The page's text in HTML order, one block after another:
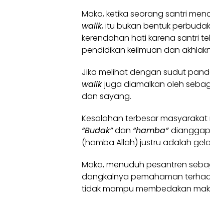
Maka, ketika seorang santri
walik, itu bukan bentuk
kerendahan hati karena santri
pendidikan keilmuan dan
Jika melihat dengan sudut
walikjuga diamalkan oleh
dan sayang.
Kesalahan terbesar
“Budak”dan “hamba”
(hamba Allah) justru adalah
Maka, menuduh pesantren
dangkalnya pemahaman
tidak mampu membedakan